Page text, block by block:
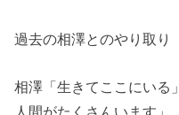
過去の相澤とのやり取り
相澤「生きてここにいる
人間がたくさんいます」